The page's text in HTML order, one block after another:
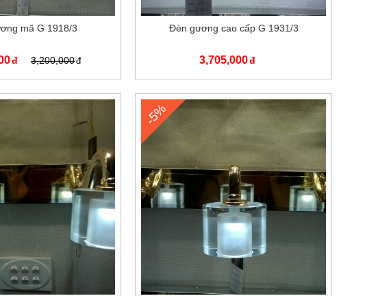
mã G 1918/3
3,200,000
Đèn gương cao cấp G 1931/3
3,705,000
-5%